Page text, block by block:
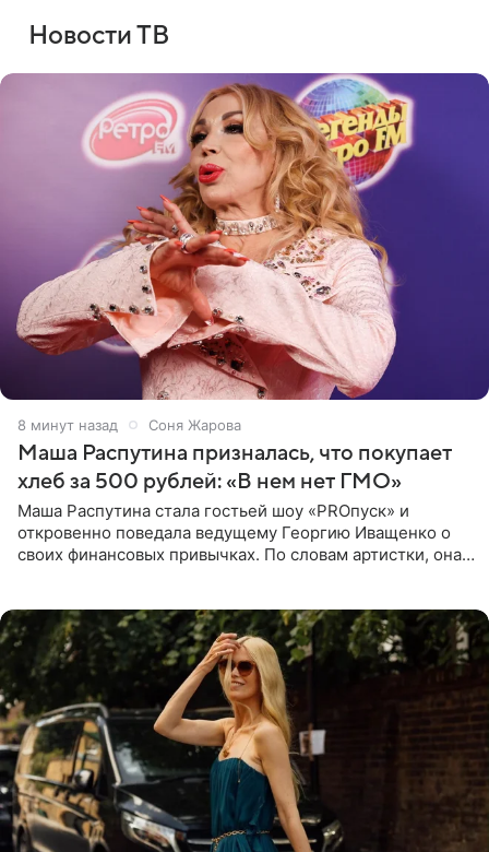
Новости ТВ
8 минут назад Соня Жарова
Маша Распутина призналась, что покупает
хлеб за 500 рублей: «В нем нет ГМО»
Маша Распутина стала гостьей шоу «PROпуск» и
откровенно поведала ведущему Георгию Иващенко о
своих финансовых привычках. По словам артистки, она